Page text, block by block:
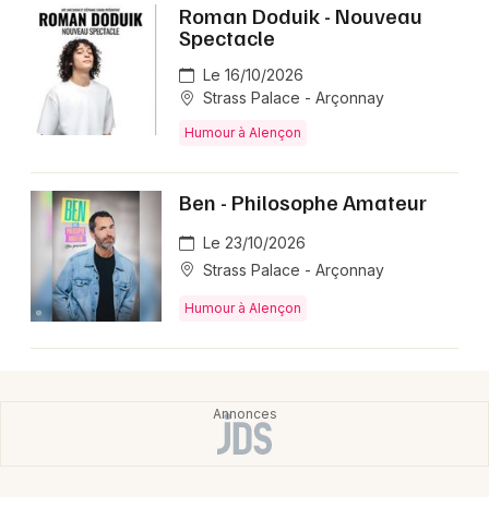
Newsletter des sorties
Actus à Alençon
Magazine à Alençon
Roman Doduik - Nouveau
Spectacle
Le 16/10/2026
Strass Palace - Arçonnay
Humour à Alençon
Ben - Philosophe Amateur
Le 23/10/2026
Strass Palace - Arçonnay
Humour à Alençon